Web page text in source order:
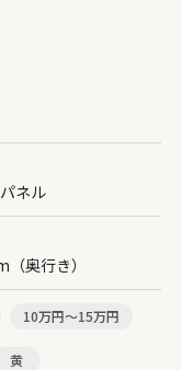
ネル
奥行き）
10万円～15万円
黄